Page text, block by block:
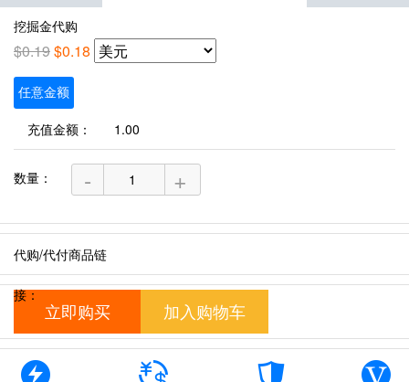
挖掘金代购
$0.19$0.18
任意金额
充值金额：
数量： - +
代购/代付商品链
接：
立即购买 加入购物车